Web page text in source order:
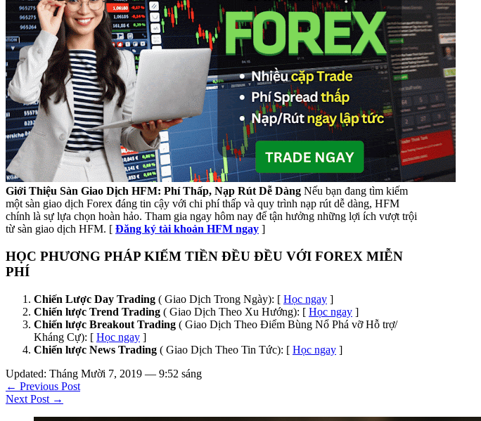
Giới Thiệu Sàn Giao Dịch HFM: Phí Thấp, Nạp Rút Dễ Dàng Nếu bạn đang tìm kiếm
một sàn giao dịch Forex đáng tin cậy với chi phí thấp và quy trình nạp rút dễ dàng, HFM
chính là sự lựa chọn hoàn hảo. Tham gia ngay hôm nay để tận hưởng những lợi ích vượt trội
từ sàn giao dịch HFM. [ Đăng ký tài khoản HFM ngay ]
HỌC PHƯƠNG PHÁP KIẾM TIỀN ĐỀU ĐỀU VỚI FOREX MIỄN
PHÍ
Chiến Lược Day Trading ( Giao Dịch Trong Ngày): [ Học ngay ]
Chiến lược Trend Trading ( Giao Dịch Theo Xu Hướng): [ Học ngay ]
Chiến lược Breakout Trading ( Giao Dịch Theo Điểm Bùng Nổ Phá vỡ Hỗ trợ/
Kháng Cự): [ Học ngay ]
Chiến lược News Trading ( Giao Dịch Theo Tin Tức): [ Học ngay ]
Updated: Tháng Mười 7, 2019 — 9:52 sáng
← Previous Post
Next Post →